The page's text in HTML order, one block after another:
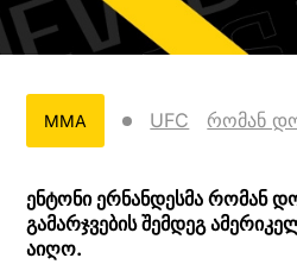
MMA UFC რომან
ენტონი ერნანდესმა რომან
გამარჯვების შემდეგ
აიღო.